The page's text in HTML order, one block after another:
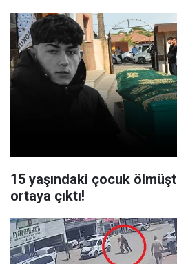
15 yaşındaki çocuk
ortaya çıktı!